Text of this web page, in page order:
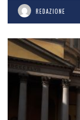
REDAZIONE